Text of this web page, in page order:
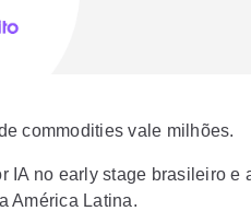
commodities vale milhões.
IA no early stage brasileiro e
América Latina.